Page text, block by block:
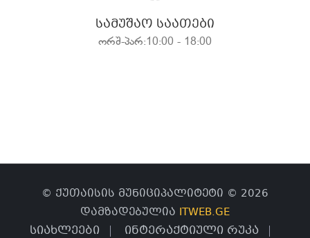
ᲡᲐᲛᲣᲨᲐᲝ ᲡᲐᲐᲗᲔᲑᲘ
ორშ-პარ:10:00 - 18:00
© ქუთაისის მუნიციპალიტეტი © 2026
დამზადებულია ITWEB.GE
სიახლეები ინტერაქტიული რუკა